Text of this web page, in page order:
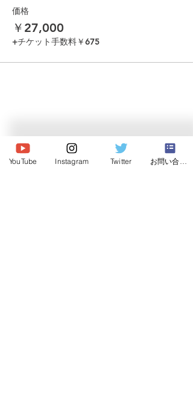
価格
￥27,000
+チケット手数料￥675
© 2026 Japan Dog Behaviourist
Association.Allright reserved.
YouTube Instagram Twitter